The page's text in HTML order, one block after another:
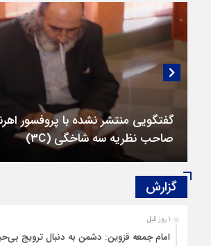
گفتگویی منتشر نشده با پروفسور
صاحب نظریه سه‌ شاخگی (۳C)
گزارش‌
1 روز قبل
امام جمعه قزوین: دشمن به دنبال ترویج